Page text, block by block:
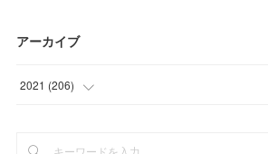
アーカイブ
2021 (206)